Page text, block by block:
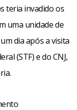
teria invadido os
uma unidade de
dia após a visita
(STF) e do CNJ,